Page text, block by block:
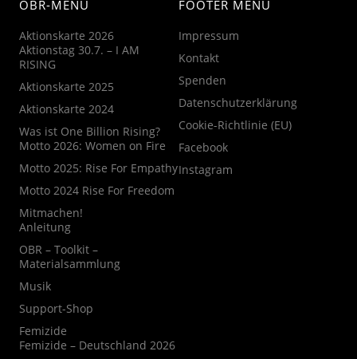
OBR-MENU
Aktionskarte 2026
Aktionstag 30.7. – I AM
RISING
Aktionskarte 2025
Aktionskarte 2024
Was ist One Billion Rising?
Motto 2026: Women on Fire
Motto 2025: Rise For Empathy
Motto 2024 Rise For Freedom
Mitmachen!
Anleitung
OBR – Toolkit –
Materialsammlung
Musik
Support-Shop
Femizide
Femizide – Deutschland 2026
FOOTER MENU
Impressum
Kontakt
Spenden
Datenschutzerklärung
Cookie-Richtlinie (EU)
Facebook
Instagram